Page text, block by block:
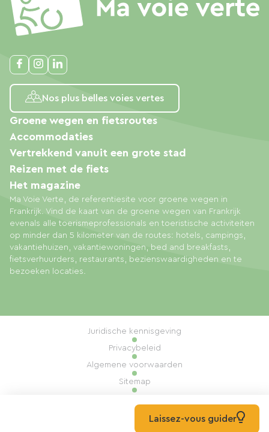
Nos plus belles voies vertes
Ma Voie Verte, de referentiesite voor groene wegen in
Frankrijk. Vind de kaart van de groene wegen van Frankrijk
evenals alle toerismeprofessionals en toeristische activiteiten
op minder dan 5 kilometer van de routes: hotels, campings,
vakantiehuizen, vakantiewoningen, bed and breakfasts,
fietsverhuurders, restaurants, bezienswaardigheden en te
bezoeken locaties.
Groene wegen en fietsroutes
Accommodaties
Vertrekkend vanuit een grote stad
Reizen met de fiets
Het magazine
© 2026 Ma Voie Verte Alle rechten voorbehouden
Juridische kennisgeving
Privacybeleid
Algemene voorwaarden
Sitemap
Realisatie: Mill, PrivasLaissez-vous guider